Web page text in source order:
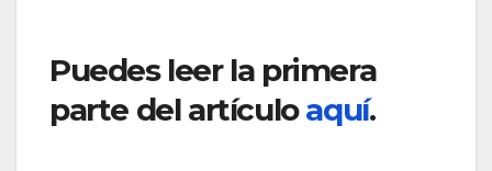
Puedes leer la primera
parte del artículoaquí.